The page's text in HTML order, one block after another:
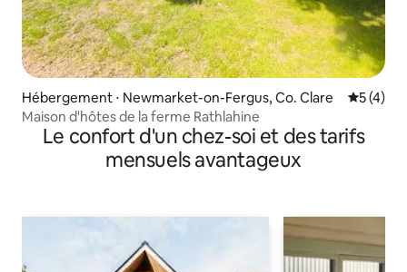
Hébergement ⋅ Newmarket-on-Fergus, Co. Clare
5 (4)
Maison d'hôtes de la ferme Rathlahine
Le confort d'un chez-soi et des tarifs
mensuels avantageux